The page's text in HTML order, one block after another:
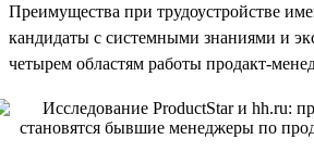
Преимущества при трудоустройстве
кандидаты с системными знаниями и
четырем областям работы продакт-